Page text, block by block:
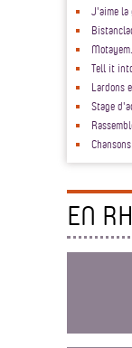
J'aime la
Tell it
Lardons
Stage
EN